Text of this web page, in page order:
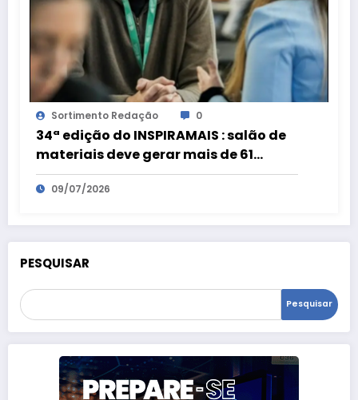
Sortimento Redação 0
34ª edição do INSPIRAMAIS : salão de
materiais deve gerar mais de 61
milhões de reais em negócios com o
mercado internacional
09/07/2026
PESQUISAR
Pesquisar